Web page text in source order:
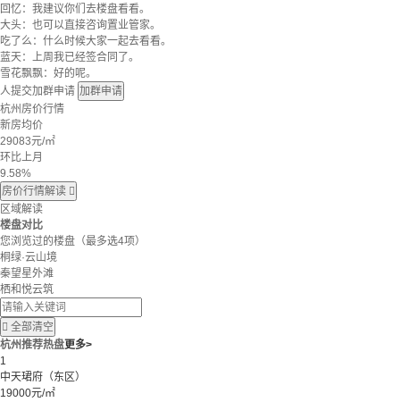
回忆：我建议你们去楼盘看看。
大头：也可以直接咨询置业管家。
吃了么：什么时候大家一起去看看。
蓝天：上周我已经签合同了。
雪花飘飘：好的呢。
人提交加群申请 加群申请
杭州房价行情
新房均价
29083元/㎡
环比上月
9.58%
房价行情解读 
区域解读
楼盘对比
您浏览过的楼盘 （最多选4项）
桐绿·云山境
秦望星外滩
栖和悦云筑
 全部清空
杭州推荐热盘更多>
1
中天珺府（东区）
19000元/㎡